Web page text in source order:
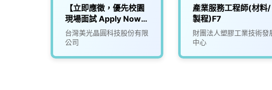
【立即應徵，優先校園
現場面試 Apply Now!
Campus Interview
First 】2026 Spring
園徵才專區
台灣美光晶圓科技股份有限
公司
產業服務工程師(材料/
製程)F7
財團法人塑膠工業技術發
中心